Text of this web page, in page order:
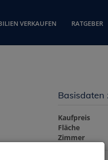
VERKAUFEN RATGEBER
Basisdaten
Kaufpreis
Fläche
Zimmer